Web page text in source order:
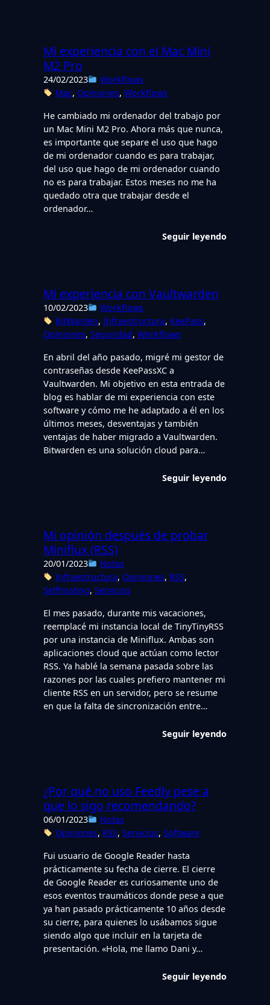
Mi experiencia con el Mac Mini
M2 Pro
24/02/2023
Workflows
Mac, Opiniones, Workflows
He cambiado mi ordenador del trabajo por
un Mac Mini M2 Pro. Ahora más que nunca,
es importante que separe el uso que hago
de mi ordenador cuando es para trabajar,
del uso que hago de mi ordenador cuando
no es para trabajar. Estos meses no me ha
quedado otra que trabajar desde el
ordenador…
Seguir leyendo
Mi experiencia con Vaultwarden
10/02/2023
Workflows
BitWarden, Infraestructura, KeePass
Opiniones, Seguridad, Workflows
En abril del año pasado, migré mi gestor de
contraseñas desde KeePassXC a
Vaultwarden. Mi objetivo en esta entrada de
blog es hablar de mi experiencia con este
software y cómo me he adaptado a él en los
últimos meses, desventajas y también
ventajas de haber migrado a Vaultwarden.
Bitwarden es una solución cloud para…
Seguir leyendo
Mi opinión después de probar
Miniflux (RSS)
20/01/2023
Notas
Infraestructura, Opiniones, RSS
Selfhosting, Servicios
El mes pasado, durante mis vacaciones,
reemplacé mi instancia local de TinyTinyRSS
por una instancia de Miniflux. Ambas son
aplicaciones cloud que actúan como lector
RSS. Ya hablé la semana pasada sobre las
razones por las cuales prefiero mantener mi
cliente RSS en un servidor, pero se resume
en que la falta de sincronización entre…
Seguir leyendo
¿Por qué no uso Feedly pese a
que lo sigo recomendando?
06/01/2023
Notas
Opiniones, RSS, Servicios, Software
Fui usuario de Google Reader hasta
prácticamente su fecha de cierre. El cierre
de Google Reader es curiosamente uno de
esos eventos traumáticos donde pese a que
ya han pasado prácticamente 10 años desde
su cierre, para quienes lo usábamos sigue
siendo algo que incluir en la tarjeta de
presentación. «Hola, me llamo Dani y…
Seguir leyendo